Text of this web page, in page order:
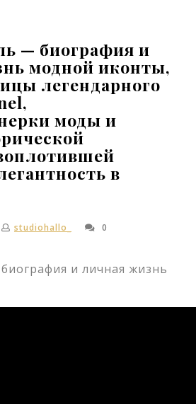
— биография и
модной иконты,
легендарного
моды и
в
studiohallo_
0